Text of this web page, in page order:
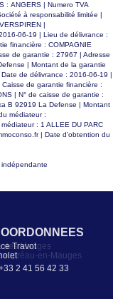
: ANGERS | Numero TVA
à responsabilité limitée |
|
06-19 | Lieu de délivrance :
financière : COMPAGNIE
de garantie : 27967 | Adresse
| Montant de la garantie
de délivrance : 2016-06-19 |
de garantie financière :
| N° de caisse de garantie :
B 92919 La Defense | Montant
médiateur :
: 1 ALLEE DU PARC
| Date d'obtention du
indépendante
Travot
2 41 56 42 33